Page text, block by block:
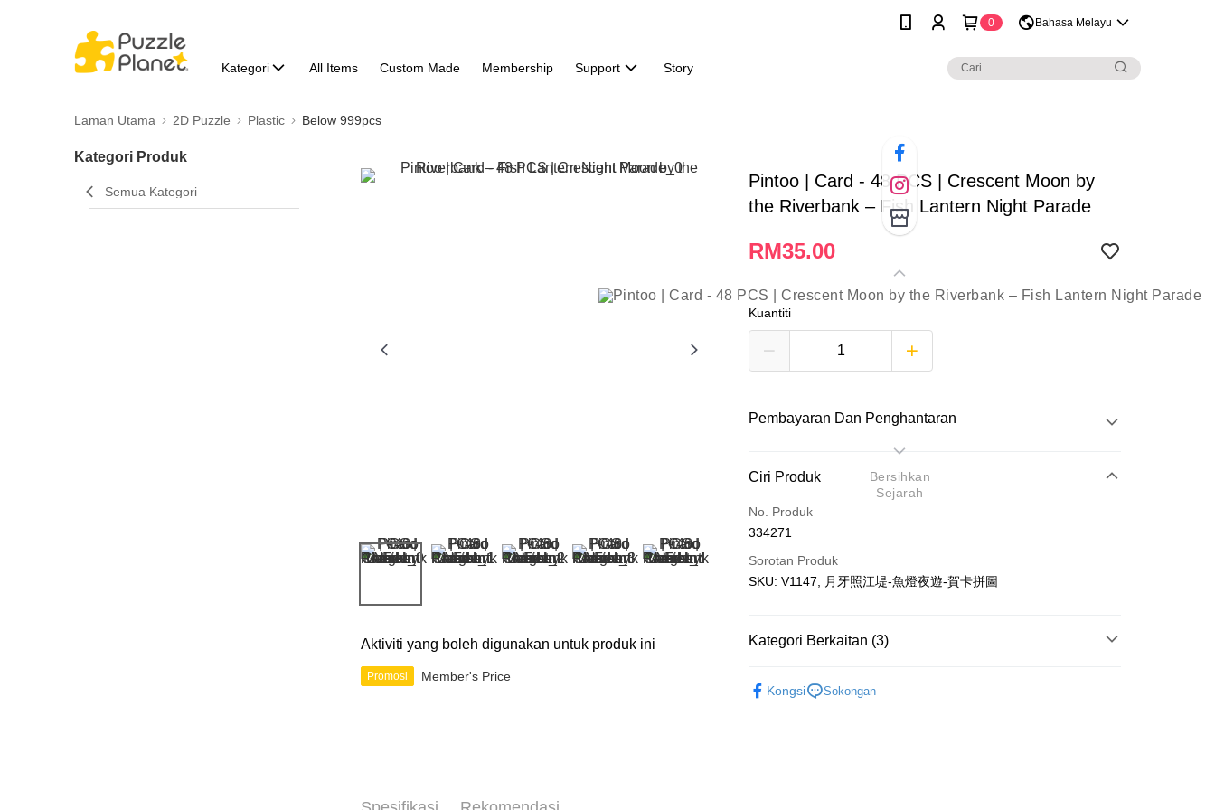
0 Bahasa Melayu
Kategori All Items Custom Made Membership Support Story
Laman Utama 2D Puzzle Plastic Below 999pcs
Kategori Produk
Semua Kategori
Aktiviti yang boleh digunakan untuk produk ini
Promosi Member's Price
Pintoo | Card - 48 PCS | Crescent Moon by
the Riverbank – Fish Lantern Night Parade
RM35.00
Kuantiti
Pembayaran Dan Penghantaran
Kaedah Pembayaran
Kad Kredit
Perbankan atas talian
Deskripsi
Hanya menyokong Maybank, CIMB Bank, Public Bank, RHB Bank, Hong
Ciri Produk
No. Produk
334271
Sorotan Produk
SKU: V1147, 月牙照江堤-魚燈夜遊-賀卡拼圖
Kategori Berkaitan (3)
Kongsi Sokongan
Bersihkan
Sejarah